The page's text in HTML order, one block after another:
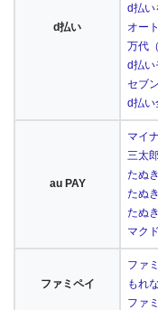
d払い
d払い
オー
万代
d払い
セブ
d払い
au PAY
マイ
三太
たぬ
たぬ
たぬ
マク
ファミペイ
ファ
もれ
ファ